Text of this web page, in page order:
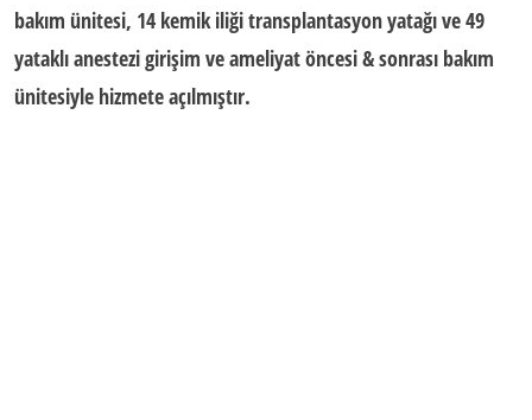
bakım ünitesi, 14 kemik iliği transplantasyon yatağı ve 49
yataklı anestezi girişim ve ameliyat öncesi & sonrası bakım
ünitesiyle hizmete açılmıştır.